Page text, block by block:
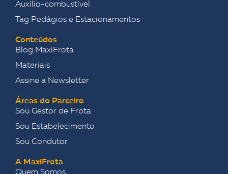
Auxílio-combustível
Tag Pedágios e Estacionamentos
Conteúdos
Blog MaxiFrota
Materiais
Assine a Newsletter
Áreas do Parceiro
Sou Gestor de Frota
Sou Estabelecimento
Sou Condutor
A MaxiFrota